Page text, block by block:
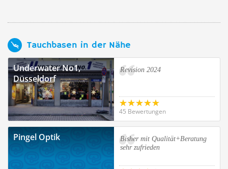
Tauchbasen in der Nähe
Underwater No1,
Düsseldorf
Revision 2024
45 Bewertungen
Pingel Optik
Bisher mit Qualität+Beratung
sehr zufrieden